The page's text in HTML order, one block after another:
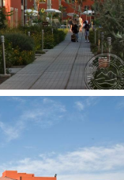
už
DBL
kasdienis